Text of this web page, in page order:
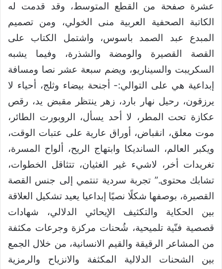
عشرة صفحة من القطع المتوسط، وقد قدمت له
الكاتبة الصحفية العربية منى الخولي، ومن تصميم
المبدع عبد الصمد باسوس، واشتمل الكتاب على
القصة القصيرة والومضة والشذرة، وفيما يشبه
السكريبت والسيناريو، ويضم سبعة عشر نصا ومسافة
إبداعية هي على التوالي:- أجنحة بيضاء وثلج، أحياء لا
يرزقون، رحيل نهار بارد، زهر ينتظر مقبض يد، رقص
عكازة تحت المطر، لا أحد يسأل، الروبورت الطائر،
موت معلق، انقباض، أوراق عارية على عتبات الوقت،
ويكبر العالم، السانديكا وابتهاج الريح، ألواح المسرة،
تغريدات أخر، لاشيء غير الغثيان، تتثاقل الخطوات،
تشابك محتوى.” تجربة سردية تنتمي إلى جنس القصة
القصيرة، بوصفها شكلًا نصيًا إبداعيا يعيد تشكيل العلاقة
بين الحكاية والتكثيف الإيحائي الدلالي، شهادات
قصصية فنّية تلميحية، شُحنات مركزة وجرعات مكثفة
من المشاعر الرقيقة والقيم الانسانية، من خلال الجمع
بين الشحنات الدلالية المكثفة والانزياح والرمزية